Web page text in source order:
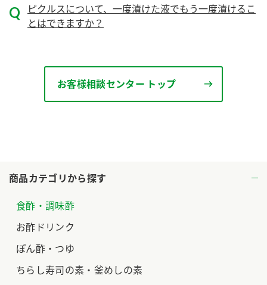
鍋奉行マニュアル
人気商品 ＋ おすすめレシピ
ミツカン公式通販
商品カテゴリから探す
食酢・調味酢
お酢ドリンク
ぽん酢・つゆ
ちらし寿司の素・釜めしの素
ピクルスについて、一度漬けた液でもう一度漬けるこ
とはできますか？
お客様相談センター トップ